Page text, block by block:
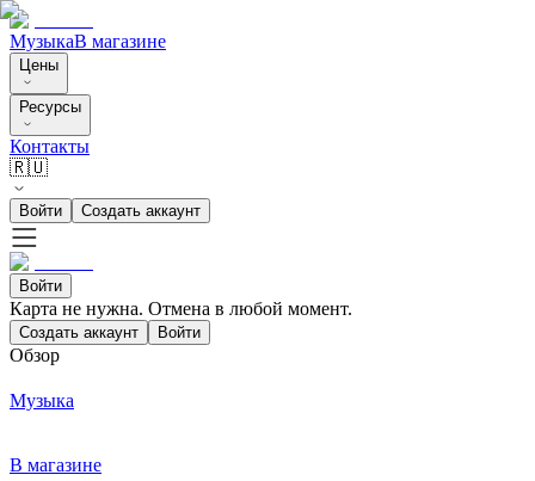
МузыкаВ магазине
Цены
Ресурсы
Контакты
🇷🇺
Войти Создать аккаунт
Войти
Карта не нужна. Отмена в любой момент.
Создать аккаунт Войти
Обзор
Музыка
В магазине